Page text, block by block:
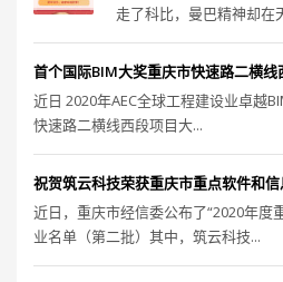
走了科比，曼巴精神却在
首个国际BIM大奖重庆市快速路二横线
近日 2020年AEC全球工程建设业卓越
快速路二横线西段项目大...
祝贺筑云科技荣获重庆市重点软件和信
近日，重庆市经信委公布了“2020年度
业名单（第二批）其中，筑云科技...